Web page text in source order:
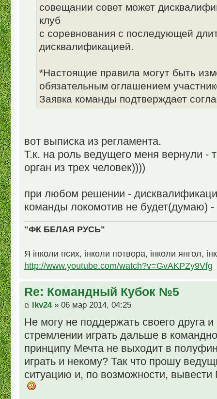
совещании совет может
клуб
с соревнования с последующей
дисквалификацией.
*Настоящие правила могут быть
обязательным оглашением
Заявка команды подтверждает
вот выписка из регламента.
Т.к. на роль ведущего меня вернули -
орган из трех человек))))
при любом решении -
команды локомотив не будет(думаю) -
"ФК БЕЛАЯ РУСЬ"
Я інколи псих, інколи потвора, інколи янгол,
http://www.youtube.com/watch?v=GvAKPZy9Vfg
Re: Командный Кубок №5
lkv24» 06 мар 2014, 04:25
Не могу не поддержать своего друга
стремлении играть дальше в
принципу Мечта не выходит в
играть и некому? Так что прошу
ситуацию и, по возможности,